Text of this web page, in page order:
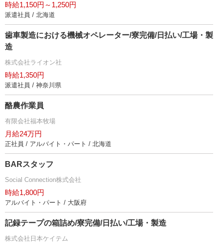
時給1,150円～1,250円
派遣社員 / 北海道
歯車製造における機械オペレーター/寮完備/日払い/工場・製
造
株式会社ライオン社
時給1,350円
派遣社員 / 神奈川県
酪農作業員
有限会社福本牧場
月給24万円
正社員 / アルバイト・パート / 北海道
BARスタッフ
Social Connection株式会社
時給1,800円
アルバイト・パート / 大阪府
記録テープの箱詰め/寮完備/日払い/工場・製造
株式会社日本ケイテム